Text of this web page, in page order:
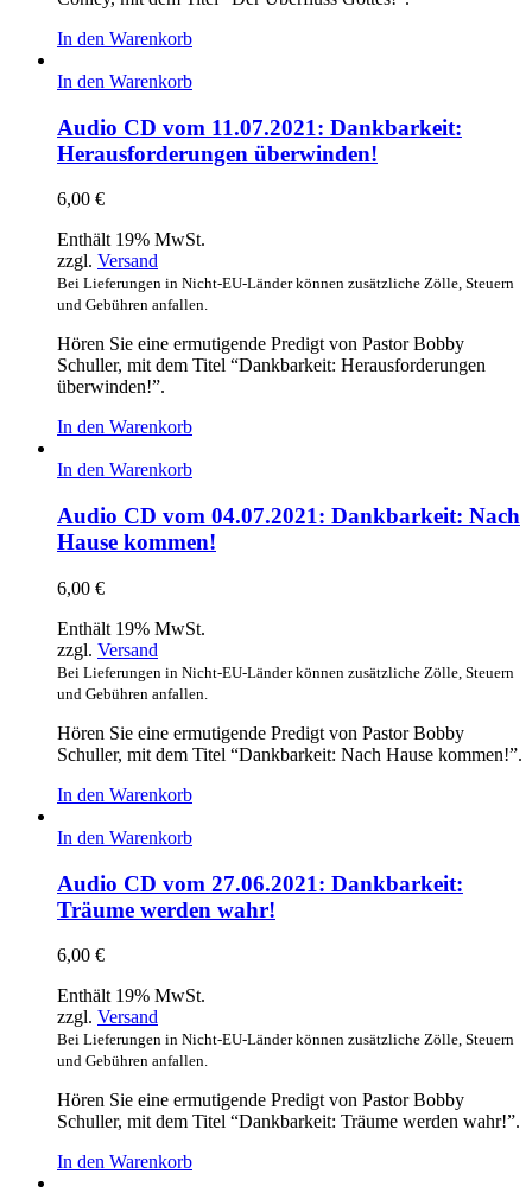
In den Warenkorb
In den Warenkorb
Audio CD vom 11.07.2021: Dankbarkeit:
Herausforderungen überwinden!
6,00 €
Enthält 19% MwSt.
zzgl. Versand
Bei Lieferungen in Nicht-EU-Länder können zusätzliche Zölle, Steuern
und Gebühren anfallen.
Hören Sie eine ermutigende Predigt von Pastor Bobby
Schuller, mit dem Titel “Dankbarkeit: Herausforderungen
überwinden!”.
In den Warenkorb
In den Warenkorb
Audio CD vom 04.07.2021: Dankbarkeit: Nach
Hause kommen!
6,00 €
Enthält 19% MwSt.
zzgl. Versand
Bei Lieferungen in Nicht-EU-Länder können zusätzliche Zölle, Steuern
und Gebühren anfallen.
Hören Sie eine ermutigende Predigt von Pastor Bobby
Schuller, mit dem Titel “Dankbarkeit: Nach Hause kommen!”.
In den Warenkorb
In den Warenkorb
Audio CD vom 27.06.2021: Dankbarkeit:
Träume werden wahr!
6,00 €
Enthält 19% MwSt.
zzgl. Versand
Bei Lieferungen in Nicht-EU-Länder können zusätzliche Zölle, Steuern
und Gebühren anfallen.
Hören Sie eine ermutigende Predigt von Pastor Bobby
Schuller, mit dem Titel “Dankbarkeit: Träume werden wahr!”.
In den Warenkorb